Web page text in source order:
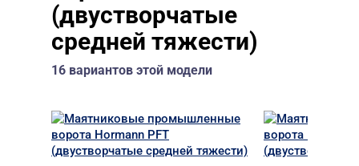
(двустворчатые
средней тяжести)
16 вариантов этой модели